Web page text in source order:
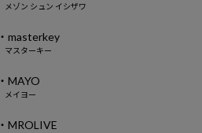
メゾン シュン イシザワ
・masterkey
マスターキー
・MAYO
メイヨー
・MROLIVE